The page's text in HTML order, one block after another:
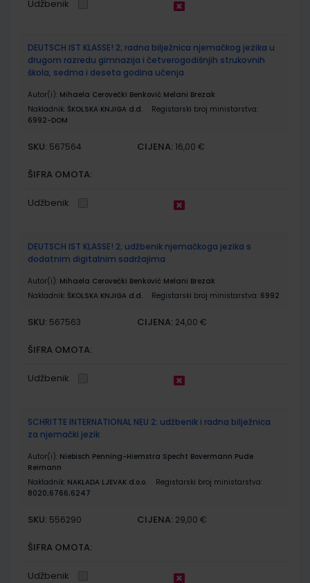
Udžbenik
DEUTSCH IST KLASSE! 2; radna bilježnica njemačkog jezika u
drugom razredu gimnazija i četverogodišnjih strukovnih
škola, sedma i deseta godina učenja
Autor(i): Mihaela Cerovečki Benković Melani Brezak
Nakladnik: ŠKOLSKA KNJIGA d.d.
Registarski broj ministarstva:
6992-DOM
SKU: 567564 CIJENA: 16,00 €
ŠIFRA OMOTA:
Udžbenik
DEUTSCH IST KLASSE! 2; udžbenik njemačkoga jezika s
dodatnim digitalnim sadržajima
Autor(i): Mihaela Cerovečki Benković Melani Brezak
Nakladnik: ŠKOLSKA KNJIGA d.d. Registarski broj ministarstva: 6992
SKU: 567563 CIJENA: 24,00 €
ŠIFRA OMOTA:
Udžbenik
SCHRITTE INTERNATIONAL NEU 2; udžbenik i radna bilježnica
za njemački jezik
Autor(i): Niebisch Penning-Hiemstra Specht Bovermann Pude
Reimann
Nakladnik: NAKLADA LJEVAK d.o.o.
Registarski broj ministarstva:
8020;6766;6247
SKU: 556290 CIJENA: 29,00 €
ŠIFRA OMOTA:
Udžbenik